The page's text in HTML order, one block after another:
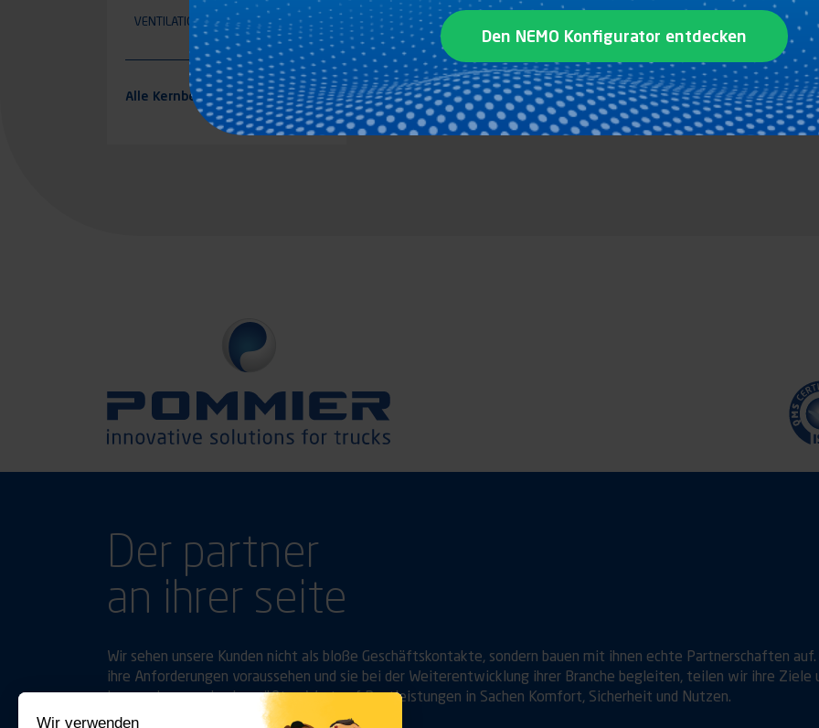
Wir verwenden
VENTILATION (18)
Alle Kernbereiche
Der partner
an ihrer seite
Wir sehen unsere Kunden nicht als bloße Geschäftskontakte, sondern bauen mit ihnen echte Partnerschaften
ihre Anforderungen voraussehen und sie bei der Weiterentwicklung ihrer Branche begleiten, teilen wir ihre Ziele
legen, ebenso wie sie, größten Wert auf Bestleistungen in Sachen Komfort, Sicherheit und Nutzen.
Den NEMO Konfigurator entdecken